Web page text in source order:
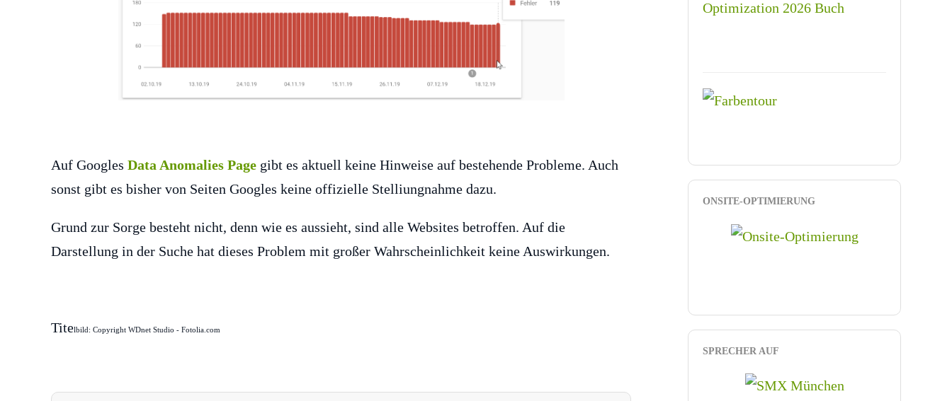
Auf Googles Data Anomalies Page gibt es aktuell keine Hinweise auf bestehende Probleme. Auch
sonst gibt es bisher von Seiten Googles keine offizielle Stelliungnahme dazu.
Grund zur Sorge besteht nicht, denn wie es aussieht, sind alle Websites betroffen. Auf die
Darstellung in der Suche hat dieses Problem mit großer Wahrscheinlichkeit keine Auswirkungen.
Titelbild: Copyright WDnet Studio - Fotolia.com
ONSITE-OPTIMIERUNG
SPRECHER AUF